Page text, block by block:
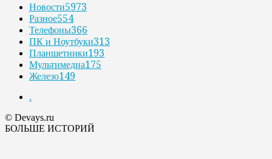
Новости5973
Разное554
Телефоны366
ПК и Ноутбуки313
Планшетники193
Мультимедиа175
Железо149
.
© Devays.ru
БОЛЬШЕ ИСТОРИЙ